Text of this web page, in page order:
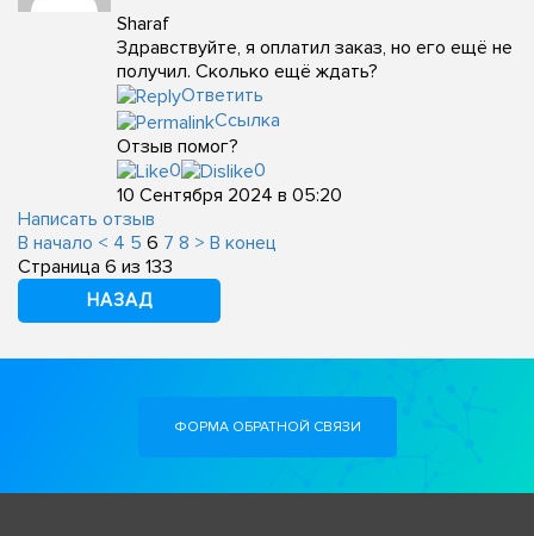
Sharaf
Здравствуйте, я оплатил заказ, но его ещё не
получил. Сколько ещё ждать?
Ответить
Ссылка
Отзыв помог?
0
0
10 Сентября 2024 в 05:20
Написать отзыв
В начало < 4 5 6 7 8 > В конец
Страница 6 из 133
НАЗАД
ФОРМА ОБРАТНОЙ СВЯЗИ